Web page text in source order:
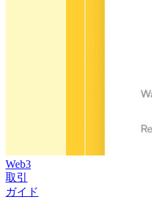
Web3
取引
ガイド